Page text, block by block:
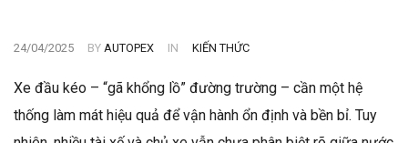
24/04/2025 BY AUTOPEX IN KIẾN THỨC
Xe đầu kéo – “gã khổng lồ” đường trường – cần một hệ
thống làm mát hiệu quả để vận hành ổn định và bền bỉ. Tuy